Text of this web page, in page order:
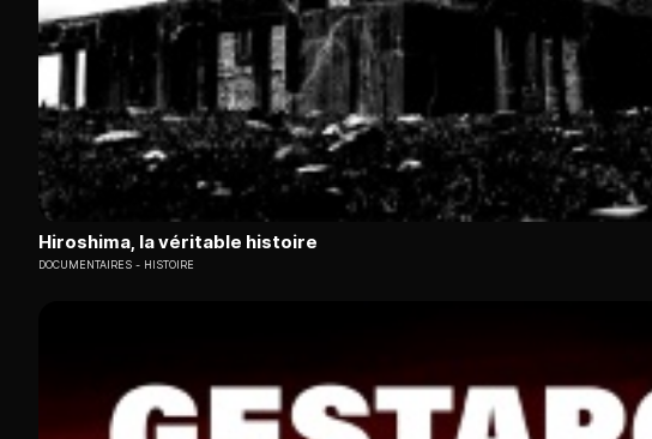
Hiroshima, la véritable histoire
DOCUMENTAIRES HISTOIRE